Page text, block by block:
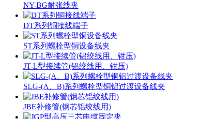
NY-BG耐张线夹
DT系列铜接线端子
ST系列螺栓型铜设备线夹
JT-L型接续管(铝绞线用、钳压)
SLG-(A、B)系列螺栓型铜铝过渡设备线夹
JBE补修管(钢芯铝绞线用)